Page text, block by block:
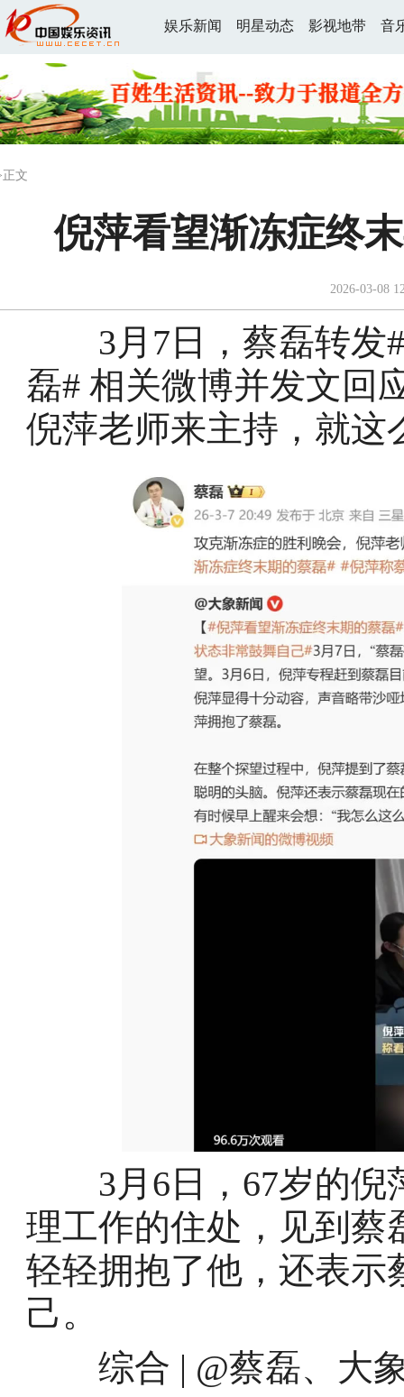
娱乐新闻 明星动态 影视地带 音
文
倪萍看望渐冻症终
2026-03-08
3月7日，蔡磊转发#
磊# 相关微博并发文回
倪萍老师来主持，就这
3月6日，67岁的倪
理工作的住处，见到蔡
轻轻拥抱了他，还表示
己。
综合 | @蔡磊、大